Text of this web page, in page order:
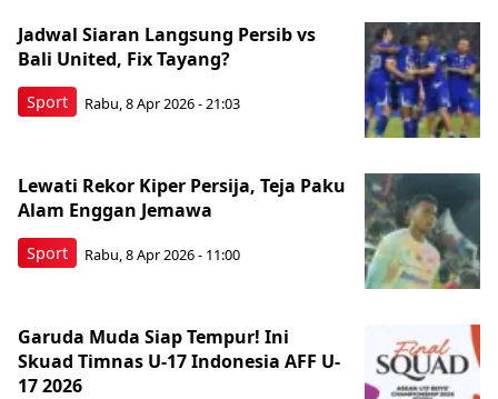
Sport
Jadwal Siaran Langsung Persib vs
Bali United, Fix Tayang?
Rabu, 8 Apr 2026 - 21:03
Sport
Lewati Rekor Kiper Persija, Teja Paku
Alam Enggan Jemawa
Rabu, 8 Apr 2026 - 11:00
Garuda Muda Siap Tempur! Ini
Skuad Timnas U-17 Indonesia AFF U-
17 2026